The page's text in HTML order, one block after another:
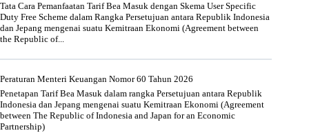
Tata Cara Pemanfaatan Tarif Bea Masuk dengan Skema User Specific
Duty Free Scheme dalam Rangka Persetujuan antara Republik Indonesia
dan Jepang mengenai suatu Kemitraan Ekonomi (Agreement between
the Republic of...
Peraturan Menteri Keuangan Nomor 60 Tahun 2026
Penetapan Tarif Bea Masuk dalam rangka Persetujuan antara Republik
Indonesia dan Jepang mengenai suatu Kemitraan Ekonomi (Agreement
between The Republic of Indonesia and Japan for an Economic
Partnership)